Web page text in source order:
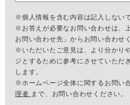
※個人情報を含む内容は記入しない
※お答えが必要なお問い合わせは、
お問い合わせ先」からお問い合わせ
※いただいたご意見は、より分かり
ジとするために参考にさせていただ
します。
※ホームページ全体に関するお問い
理者 まで、お問い合わせください。